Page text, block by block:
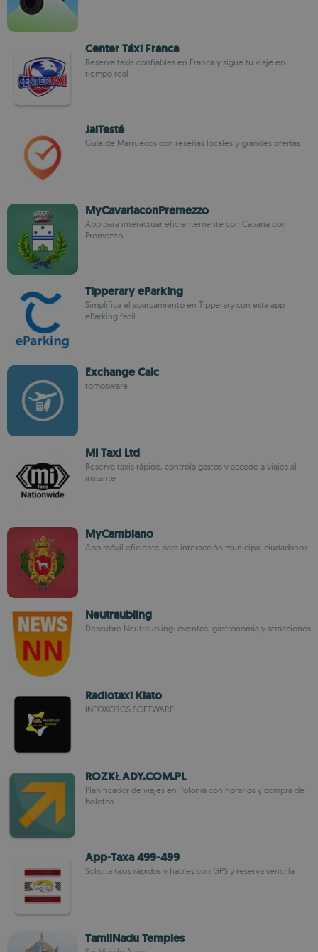
Center Táxi Franca
Reserva taxis confiables en Franca y sigue tu viaje en
tiempo real
JaiTesté
Guía de Marruecos con reseñas locales y grandes ofertas
MyCavariaconPremezzo
App para interactuar eficientemente con Cavaria con
Premezzo
Tipperary eParking
Simplifica el aparcamiento en Tipperary con esta app
eParking fácil
Exchange Calc
tomosware
MI Taxi Ltd
Reserva taxis rápido, controla gastos y accede a viajes al
instante
MyCambiano
App móvil eficiente para interacción municipal ciudadanos
Neutraubling
Descubre Neutraubling: eventos, gastronomía y atracciones
Radiotaxi Kiato
INFOXOROS SOFTWARE
ROZKŁADY.COM.PL
Planificador de viajes en Polonia con horarios y compra de
boletos
App-Taxa 499-499
Solicita taxis rápidos y fiables con GPS y reserva sencilla
TamilNadu Temples